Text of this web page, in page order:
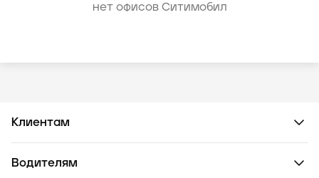
нет офисов Ситимобил
Клиентам
Водителям